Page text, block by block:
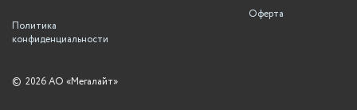
Оферта
Политика
конфиденциальности
© 2026 АО «Мегалайт»